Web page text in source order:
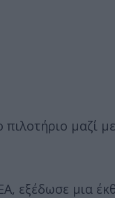
μαζί
εξέδωσε μια